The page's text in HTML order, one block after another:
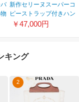
新作セリーヌスーパーコ
ピーストラップ付きハン
ドバッグ 16954 3MDB
￥47,000円
キング
2